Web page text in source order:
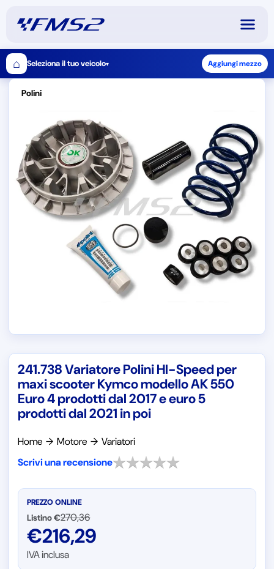
⌂ Seleziona il tuo veicolo▾ Aggiungi mezzo
Polini
241.738 Variatore Polini HI-Speed per
maxi scooter Kymco modello AK 550
Euro 4 prodotti dal 2017 e euro 5
prodotti dal 2021 in poi
Home → Motore → Variatori
Scrivi una recensione
PREZZO ONLINE
Listino €270,36
€216,29
IVA inclusa